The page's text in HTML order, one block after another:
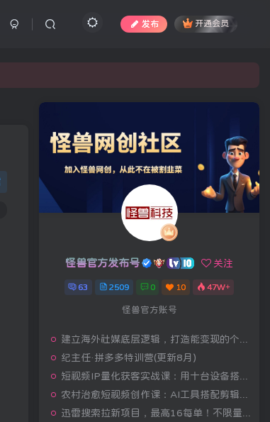
发布 开通会员
怪兽官方发布号 关注
63 2509 0 10 47W+
怪兽官方账号
纪主任·拼多多特训营(更新8月)